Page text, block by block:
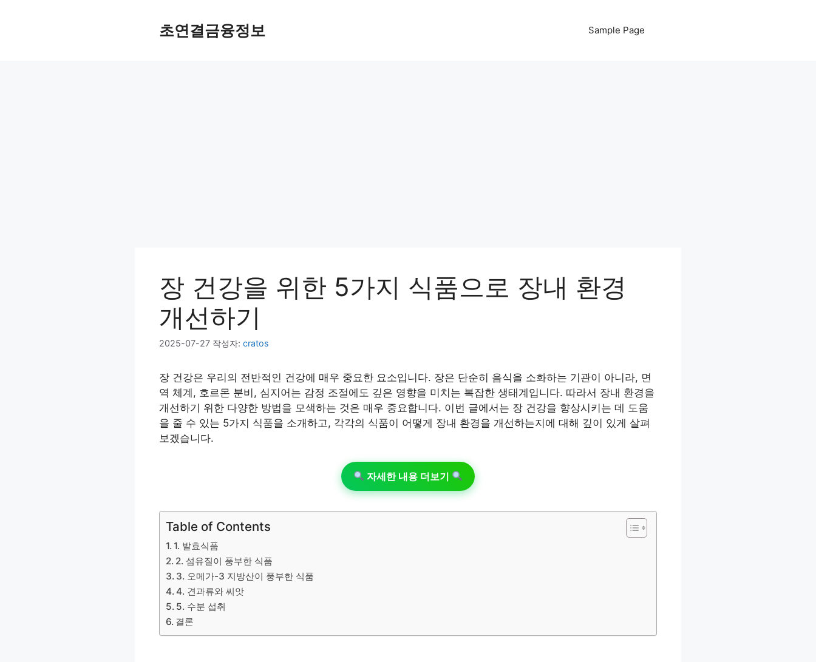
초연결금융정보 Sample Page
장 건강을 위한 5가지 식품으로 장내 환경
개선하기
2025-07-27 작성자: cratos
장 건강은 우리의 전반적인 건강에 매우 중요한 요소입니다. 장은 단순히 음식을 소화하는 기관이 아니라, 면
역 체계, 호르몬 분비, 심지어는 감정 조절에도 깊은 영향을 미치는 복잡한 생태계입니다. 따라서 장내 환경을
개선하기 위한 다양한 방법을 모색하는 것은 매우 중요합니다. 이번 글에서는 장 건강을 향상시키는 데 도움
을 줄 수 있는 5가지 식품을 소개하고, 각각의 식품이 어떻게 장내 환경을 개선하는지에 대해 깊이 있게 살펴
보겠습니다.
자세한 내용 더보기
Table of Contents
1. 발효식품
2. 섬유질이 풍부한 식품
3. 오메가-3 지방산이 풍부한 식품
4. 견과류와 씨앗
5. 수분 섭취
결론